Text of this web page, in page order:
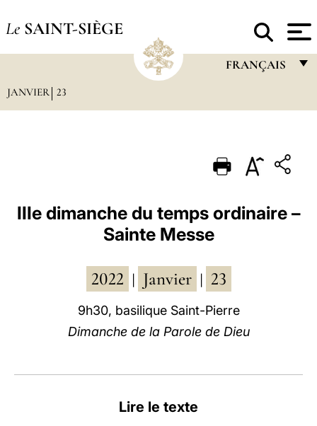
Le SAINT-SIÈGE
FRANÇAIS
PORTUGUÊS
ESPAÑOL
العربيّة
中文
LATINE
JANVIER 23
IIIe dimanche du temps ordinaire –
Sainte Messe
2022 Janvier 23
9h30, basilique Saint-Pierre
Dimanche de la Parole de Dieu
Lire le texte